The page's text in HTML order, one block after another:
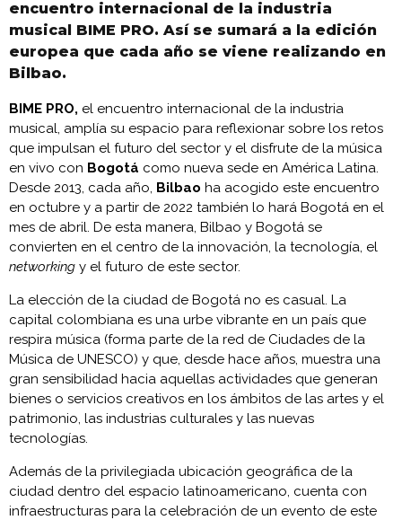
encuentro internacional de la industria
musical BIME PRO. Así se sumará a la edición
europea que cada año se viene realizando en
Bilbao.
BIME PRO, el encuentro internacional de la industria
musical, amplía su espacio para reflexionar sobre los retos
que impulsan el futuro del sector y el disfrute de la música
en vivo con Bogotá como nueva sede en América Latina.
Desde 2013, cada año, Bilbao ha acogido este encuentro
en octubre y a partir de 2022 también lo hará Bogotá en el
mes de abril. De esta manera, Bilbao y Bogotá se
convierten en el centro de la innovación, la tecnología, el
networking y el futuro de este sector.
La elección de la ciudad de Bogotá no es casual. La
capital colombiana es una urbe vibrante en un país que
respira música (forma parte de la red de Ciudades de la
Música de UNESCO) y que, desde hace años, muestra una
gran sensibilidad hacia aquellas actividades que generan
bienes o servicios creativos en los ámbitos de las artes y el
patrimonio, las industrias culturales y las nuevas
tecnologías.
Además de la privilegiada ubicación geográfica de la
ciudad dentro del espacio latinoamericano, cuenta con
infraestructuras para la celebración de un evento de este